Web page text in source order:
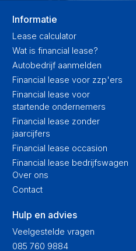
Informatie
Lease calculator
Wat is financial lease?
Autobedrijf aanmelden
Financial lease voor zzp'ers
Financial lease voor
startende ondernemers
Financial lease zonder
jaarcijfers
Financial lease occasion
Financial lease bedrijfswagen
Over ons
Contact
Hulp en advies
Veelgestelde vragen
085 760 9884